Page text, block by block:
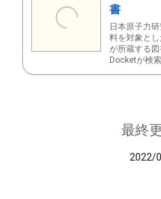
書
日本原子力
料を対象と
が所蔵する図
Docketが検索
最終
2022/